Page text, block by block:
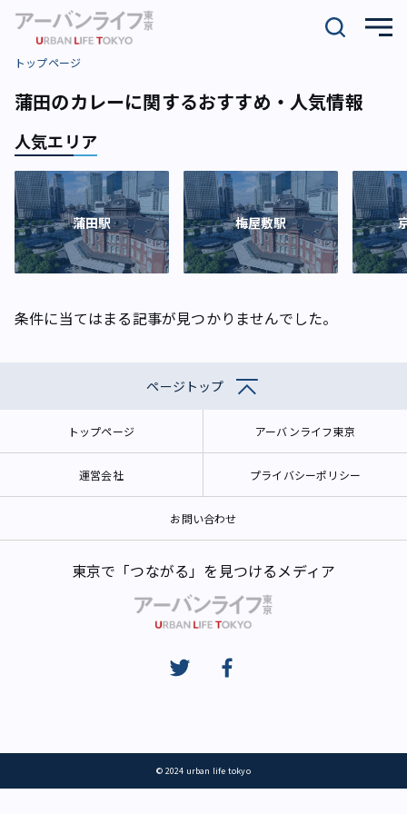
トップページ
蒲田のカレーに関するおすすめ・人気情報
人気エリア
蒲田駅 梅屋敷駅
条件に当てはまる記事が見つかりませんでした。
ページトップ
トップページ アーバンライフ東京
運営会社 プライバシーポリシー
お問い合わせ
東京で「つながる」を見つけるメディア
© 2024 urban life tokyo